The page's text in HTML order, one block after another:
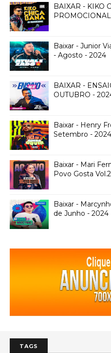
BAIXAR - KIKO
Baixar - Junior
- Agosto - 2024
BAIXAR -
OUTUBRO -
Baixar - Henry
Setembro - 2024
Baixar - Mari
Povo Gosta Vol.2
Baixar -
de Junho - 2024
TAGS